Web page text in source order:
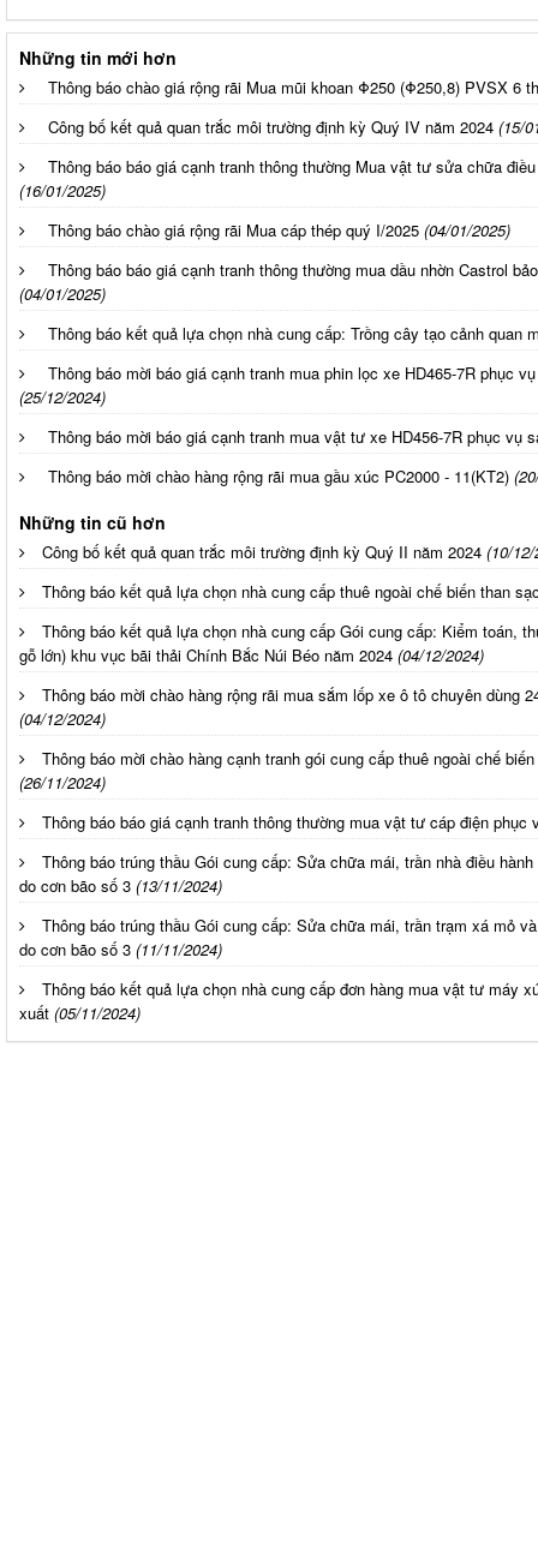
Những tin mới hơn
Thông báo chào giá rộng rãi Mua mũi khoan Φ250 (Φ250,8) PVSX 6
Công bố kết quả quan trắc môi trường định kỳ Quý IV năm 2024 (15/
Thông báo báo giá cạnh tranh thông thường Mua vật tư sửa chữa
(16/01/2025)
Thông báo chào giá rộng rãi Mua cáp thép quý I/2025 (04/01/2025)
Thông báo báo giá cạnh tranh thông thường mua dầu nhờn Castrol
(04/01/2025)
Thông báo kết quả lựa chọn nhà cung cấp: Trồng cây tạo cảnh quan
Thông báo mời báo giá cạnh tranh mua phin lọc xe HD465-7R phục
(25/12/2024)
Thông báo mời báo giá cạnh tranh mua vật tư xe HD456-7R phục vụ
Thông báo mời chào hàng rộng rãi mua gầu xúc PC2000 - 11(KT2)
Những tin cũ hơn
Công bố kết quả quan trắc môi trường định kỳ Quý II năm 2024 (10/
Thông báo kết quả lựa chọn nhà cung cấp thuê ngoài chế biến than
Thông báo kết quả lựa chọn nhà cung cấp Gói cung cấp: Kiểm toán,
gỗ lớn) khu vục bãi thải Chính Bắc Núi Béo năm 2024 (04/12/2024)
Thông báo mời chào hàng rộng rãi mua sắm lốp xe ô tô chuyên dùng
(04/12/2024)
Thông báo mời chào hàng cạnh tranh gói cung cấp thuê ngoài chế
(26/11/2024)
Thông báo báo giá cạnh tranh thông thường mua vật tư cáp điện phục
Thông báo trúng thầu Gói cung cấp: Sửa chữa mái, trần nhà điều
do cơn bão số 3 (13/11/2024)
Thông báo trúng thầu Gói cung cấp: Sửa chữa mái, trần trạm xá mỏ
do cơn bão số 3 (11/11/2024)
Thông báo kết quả lựa chọn nhà cung cấp đơn hàng mua vật tư máy
xuất (05/11/2024)